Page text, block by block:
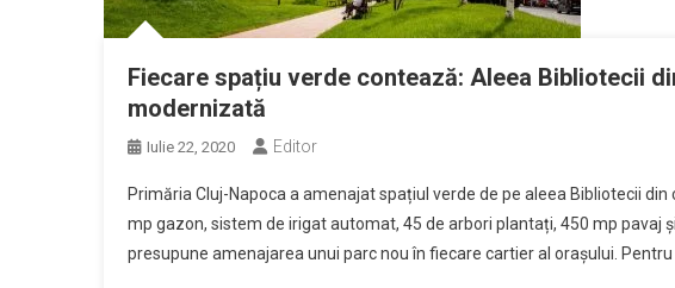
Fiecare spațiu verde contează: Aleea Bibliotecii
modernizată
Iulie 22, 2020 Editor
Primăria Cluj-Napoca a amenajat spațiul verde de pe aleea Bibliotecii
mp gazon, sistem de irigat automat, 45 de arbori plantați, 450 mp pavaj
presupune amenajarea unui parc nou în fiecare cartier al orașului.